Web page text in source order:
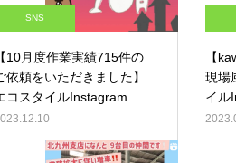
SNS
【10月度作業実績715件の
依頼をいただきました】
コスタイルInstagram更
【
現場
イル